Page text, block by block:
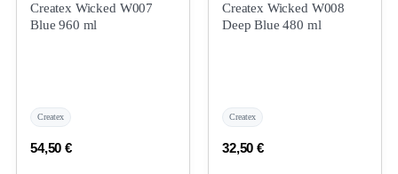
Createx Wicked W007
Blue 960 ml
Createx
54,50€
Createx Wicked W008
Deep Blue 480 ml
Createx
32,50€